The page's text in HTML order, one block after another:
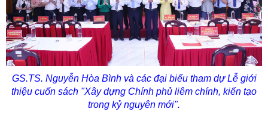
GS.TS. Nguyễn Hòa Bình và các đại biểu tham dự Lễ giới
thiệu cuốn sách "Xây dựng Chính phủ liêm chính, kiến tạo
trong kỷ nguyên mới".